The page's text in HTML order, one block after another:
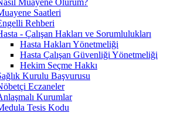
Saatleri
Rehberi
- Çalışan Hakları ve Sorumlulukları
Hasta Hakları Yönetmeliği
Hasta Çalışan Güvenliği Yönetmeliği
Hekim Seçme Hakkı
Kurulu Başvurusu
Eczaneler
Kurumlar
Tesis Kodu